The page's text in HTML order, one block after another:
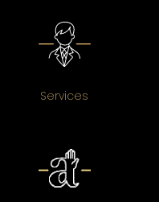
Services